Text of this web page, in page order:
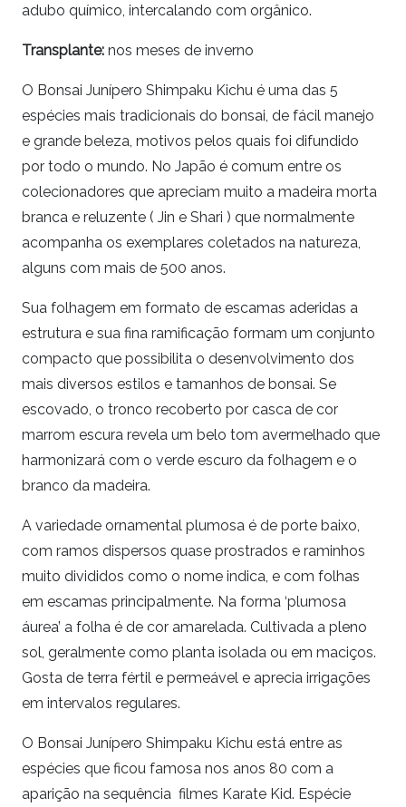
adubo químico, intercalando com orgânico.
Transplante: nos meses de inverno
O Bonsai Junípero Shimpaku Kichu é uma das 5
espécies mais tradicionais do bonsai, de fácil manejo
e grande beleza, motivos pelos quais foi difundido
por todo o mundo. No Japão é comum entre os
colecionadores que apreciam muito a madeira morta
branca e reluzente ( Jin e Shari ) que normalmente
acompanha os exemplares coletados na natureza,
alguns com mais de 500 anos.
Sua folhagem em formato de escamas aderidas a
estrutura e sua fina ramificação formam um conjunto
compacto que possibilita o desenvolvimento dos
mais diversos estilos e tamanhos de bonsai. Se
escovado, o tronco recoberto por casca de cor
marrom escura revela um belo tom avermelhado que
harmonizará com o verde escuro da folhagem e o
branco da madeira.
A variedade ornamental plumosa é de porte baixo,
com ramos dispersos quase prostrados e raminhos
muito divididos como o nome indica, e com folhas
em escamas principalmente. Na forma ‘plumosa
áurea’ a folha é de cor amarelada. Cultivada a pleno
sol, geralmente como planta isolada ou em maciços.
Gosta de terra fértil e permeável e aprecia irrigações
em intervalos regulares.
O Bonsai Junípero Shimpaku Kichu está entre as
espécies que ficou famosa nos anos 80 com a
aparição na sequência filmes Karate Kid. Espécie